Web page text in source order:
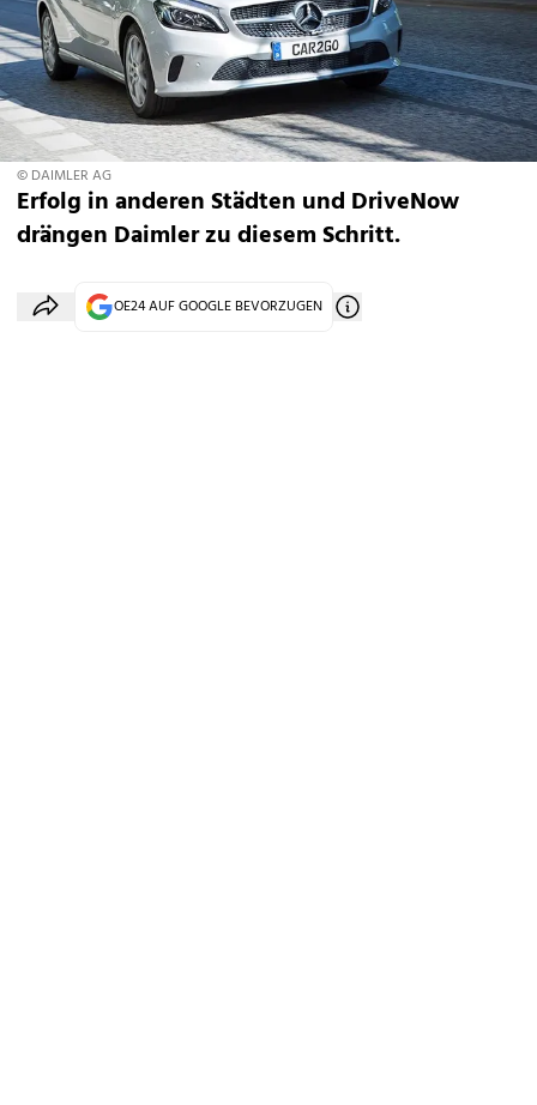
© DAIMLER AG
Erfolg in anderen Städten und DriveNow
drängen Daimler zu diesem Schritt.
OE24 AUF GOOGLE BEVORZUGEN